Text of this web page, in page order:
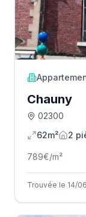
Chauny
02300
62m²
2
789€/m²
Trouvée le 14/